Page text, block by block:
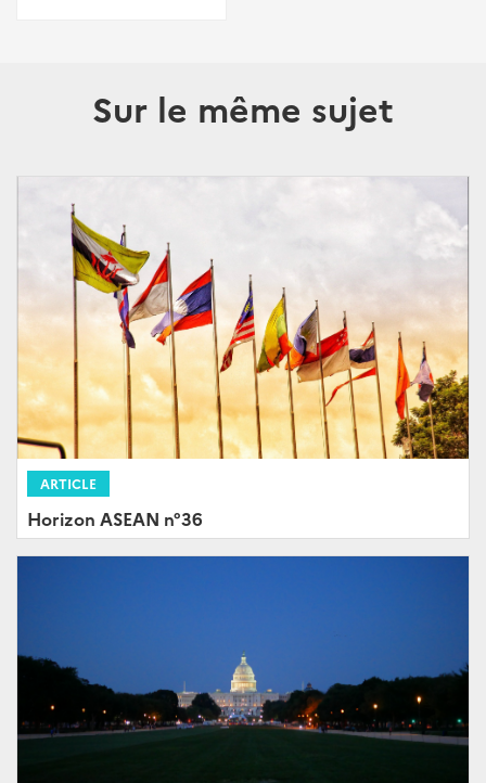
Sur le même sujet
ARTICLE
Horizon ASEAN n°36